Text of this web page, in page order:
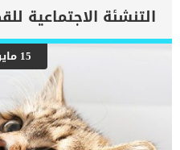
على الفور. مع الاسف التعرض للمواد
خطر الاصابة بالفشل الكلوى وزيادة
اسباب البول المدمم عند القطط
الذكور والاناث, وايضا يمكن ان
عند القطط نظرًا لتدفق هذا الدم
الأجهزة، بما في ذلك الجهاز
والجهاز التنفسي والعضلات
بخصوص الاعراض
في الفمالحمىالنبض السريع
15 مايو 2023